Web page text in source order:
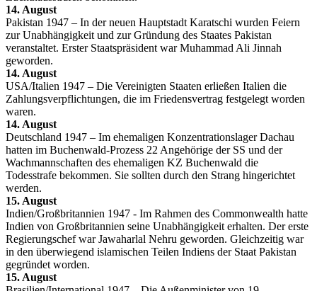
14. August
Pakistan 1947 – In der neuen Hauptstadt Karatschi wurden Feiern
zur Unabhängigkeit und zur Gründung des Staates Pakistan
veranstaltet. Erster Staatspräsident war Muhammad Ali Jinnah
geworden.
14. August
USA/Italien 1947 – Die Vereinigten Staaten erließen Italien die
Zahlungsverpflichtungen, die im Friedensvertrag festgelegt worden
waren.
14. August
Deutschland 1947 – Im ehemaligen Konzentrationslager Dachau
hatten im Buchenwald-Prozess 22 Angehörige der SS und der
Wachmannschaften des ehemaligen KZ Buchenwald die
Todesstrafe bekommen. Sie sollten durch den Strang hingerichtet
werden.
15. August
Indien/Großbritannien 1947 - Im Rahmen des Commonwealth hatte
Indien von Großbritannien seine Unabhängigkeit erhalten. Der erste
Regierungschef war Jawaharlal Nehru geworden. Gleichzeitig war
in den überwiegend islamischen Teilen Indiens der Staat Pakistan
gegründet worden.
15. August